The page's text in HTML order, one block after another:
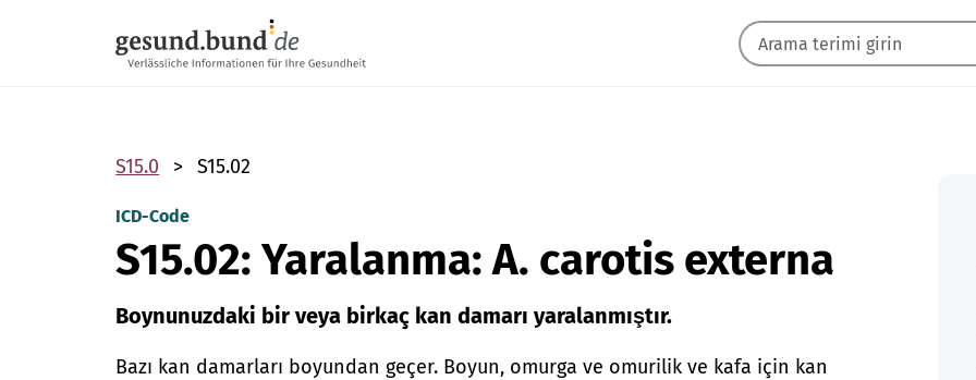
S15.0 S15.02
ICD-Code
S15.02: Yaralanma: A. carotis externa
Boynunuzdaki bir veya birkaç kan damarı yaralanmıştır.
Bazı kan damarları boyundan geçer. Boyun, omurga ve omurilik ve kafa için kan